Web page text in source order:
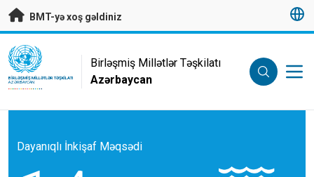
Əsas məzmuna keç
BMT-yə xoş gəldiniz
UN Logo
BIRLƏŞMIŞ MILLƏTLƏR TƏŞKILATI
AZƏRBAYCAN
Birləşmiş Millətlər Təşkilatı
Azərbaycan
Dayanıqlı İnkişaf Məqsədi